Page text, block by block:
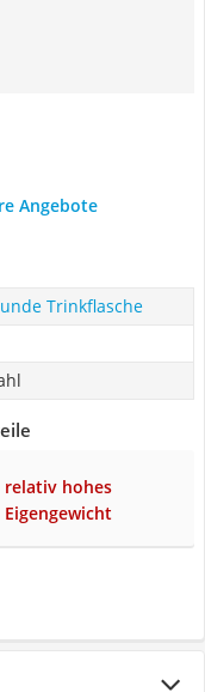
Angebote
Trinkflasche
relativ hohes
Eigengewicht